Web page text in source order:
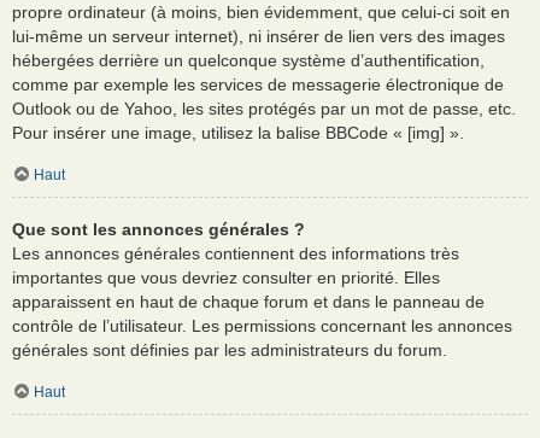
propre ordinateur (à moins, bien évidemment, que celui-ci soit en
lui-même un serveur internet), ni insérer de lien vers des images
hébergées derrière un quelconque système d’authentification,
comme par exemple les services de messagerie électronique de
Outlook ou de Yahoo, les sites protégés par un mot de passe, etc.
Pour insérer une image, utilisez la balise BBCode « [img] ».
Haut
Que sont les annonces générales ?
Les annonces générales contiennent des informations très
importantes que vous devriez consulter en priorité. Elles
apparaissent en haut de chaque forum et dans le panneau de
contrôle de l’utilisateur. Les permissions concernant les annonces
générales sont définies par les administrateurs du forum.
Haut